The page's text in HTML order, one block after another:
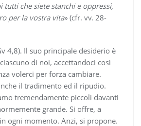
tutti che siete stanchi e oppressi,
per la vostra vita» (cfr. vv. 28-
4,8). Il suo principale desiderio è
di noi, accettandoci così
volerci per forza cambiare.
il tradimento ed il ripudio.
tremendamente piccoli davanti
grande. Si offre, a
ogni momento. Anzi, si propone.